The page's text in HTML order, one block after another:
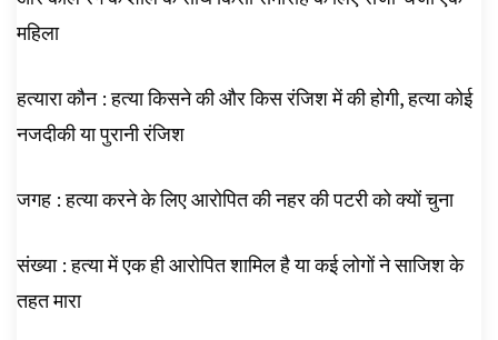
महिला
हत्यारा कौन : हत्या किसने की और किस रंजिश में की होगी, हत्या कोई
नजदीकी या पुरानी रंजिश
जगह : हत्या करने के लिए आरोपित की नहर की पटरी को क्यों चुना
संख्या : हत्या में एक ही आरोपित शामिल है या कई लोगों ने साजिश के
तहत मारा